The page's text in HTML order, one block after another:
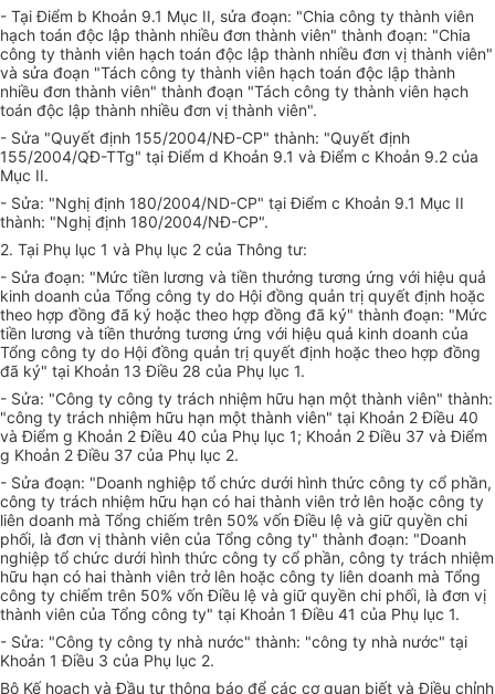
- Tại Điểm b Khoản 9.1 Mục II, sửa đoạn: "Chia công ty thành viên
hạch toán độc lập thành nhiều đơn thành viên" thành đoạn: "Chia
công ty thành viên hạch toán độc lập thành nhiều đơn vị thành viên"
và sửa đoạn "Tách công ty thành viên hạch toán độc lập thành
nhiều đơn thành viên" thành đoạn "Tách công ty thành viên hạch
toán độc lập thành nhiều đơn vị thành viên".
- Sửa "Quyết định 155/2004/NĐ-CP" thành: "Quyết định
155/2004/QĐ-TTg" tại Điểm d Khoản 9.1 và Điểm c Khoản 9.2 của
Mục II.
- Sửa: "Nghị định 180/2004/ND-CP" tại Điểm c Khoản 9.1 Mục II
thành: "Nghị định 180/2004/NĐ-CP".
2. Tại Phụ lục 1 và Phụ lục 2 của Thông tư:
- Sửa đoạn: "Mức tiền lương và tiền thưởng tương ứng với hiệu quả
kinh doanh của Tổng công ty do Hội đồng quản trị quyết định hoặc
theo hợp đồng đã ký hoặc theo hợp đồng đã ký" thành đoạn: "Mức
tiền lương và tiền thưởng tương ứng với hiệu quả kinh doanh của
Tổng công ty do Hội đồng quản trị quyết định hoặc theo hợp đồng
đã ký" tại Khoản 13 Điều 28 của Phụ lục 1.
- Sửa: "Công ty công ty trách nhiệm hữu hạn một thành viên" thành:
"công ty trách nhiệm hữu hạn một thành viên" tại Khoản 2 Điều 40
và Điểm g Khoản 2 Điều 40 của Phụ lục 1; Khoản 2 Điều 37 và Điểm
g Khoản 2 Điều 37 của Phụ lục 2.
- Sửa đoạn: "Doanh nghiệp tổ chức dưới hình thức công ty cổ phần,
công ty trách nhiệm hữu hạn có hai thành viên trở lên hoặc công ty
liên doanh mà Tổng chiếm trên 50% vốn Điều lệ và giữ quyền chi
phối, là đơn vị thành viên của Tổng công ty" thành đoạn: "Doanh
nghiệp tổ chức dưới hình thức công ty cổ phần, công ty trách nhiệm
hữu hạn có hai thành viên trở lên hoặc công ty liên doanh mà Tổng
công ty chiếm trên 50% vốn Điều lệ và giữ quyền chi phối, là đơn vị
thành viên của Tổng công ty" tại Khoản 1 Điều 41 của Phụ lục 1.
- Sửa: "Công ty công ty nhà nước" thành: "công ty nhà nước" tại
Khoản 1 Điều 3 của Phụ lục 2.
Bộ Kế hoạch và Đầu tư thông báo để các cơ quan biết và Điều chỉnh